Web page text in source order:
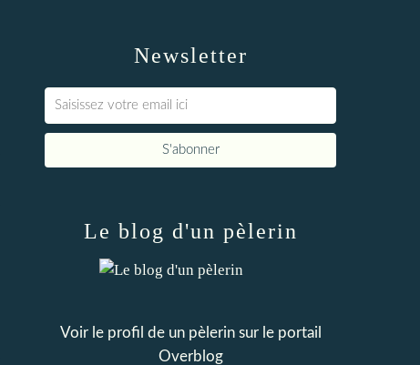
Newsletter
Le blog d'un pèlerin
Voir le profil de un pèlerinsur le portail
Overblog